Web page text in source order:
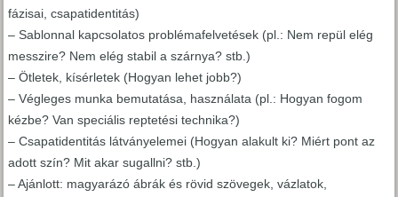
fázisai, csapatidentitás)
– Sablonnal kapcsolatos problémafelvetések (pl.: Nem repül elég
messzire? Nem elég stabil a szárnya? stb.)
– Ötletek, kísérletek (Hogyan lehet jobb?)
– Végleges munka bemutatása, használata (pl.: Hogyan fogom
kézbe? Van speciális reptetési technika?)
– Csapatidentitás látványelemei (Hogyan alakult ki? Miért pont az
adott szín? Mit akar sugallni? stb.)
– Ajánlott: magyarázó ábrák és rövid szövegek, vázlatok,